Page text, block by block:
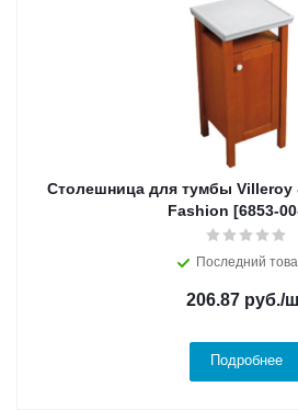
Столешница для тумбы Villeroy
Fashion [6853-
Последний
206.87руб./
Подробнее